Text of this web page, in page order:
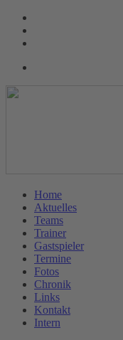
Home
Aktuelles
Teams
Trainer
Gastspieler
Termine
Fotos
Chronik
Links
Kontakt
Intern